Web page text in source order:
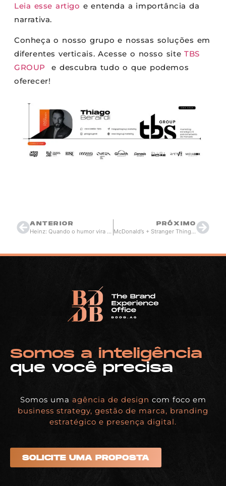
Leia esse artigo e entenda a importância da
narrativa.
Conheça o nosso grupo e nossas soluções em
diferentes verticais. Acesse o nosso siteTBS
GROUP
e descubra tudo o que podemos
oferecer!
ANTERIOR
Heinz: Quando o humor vira arma estratégica de posicionamento
PRÓXIMO
McDonald’s + Stranger Things: quando a nostalgia vira estratégia escalável
Somos a inteligência
que você precisa
Somos uma agência de design com foco em
business strategy, gestão de marca, branding
estratégico e presença digital.
SOLICITE UMA PROPOSTA